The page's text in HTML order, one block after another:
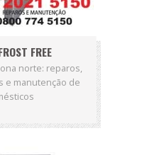
FREE
norte: reparos,
e manutenção de